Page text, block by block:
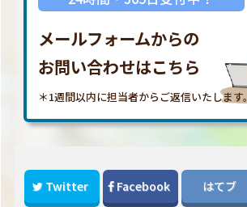
メールフォームからの
お問い合わせはこちら
＊1週間以内に担当者からご返信いたします。
Twitter Facebook はてブ